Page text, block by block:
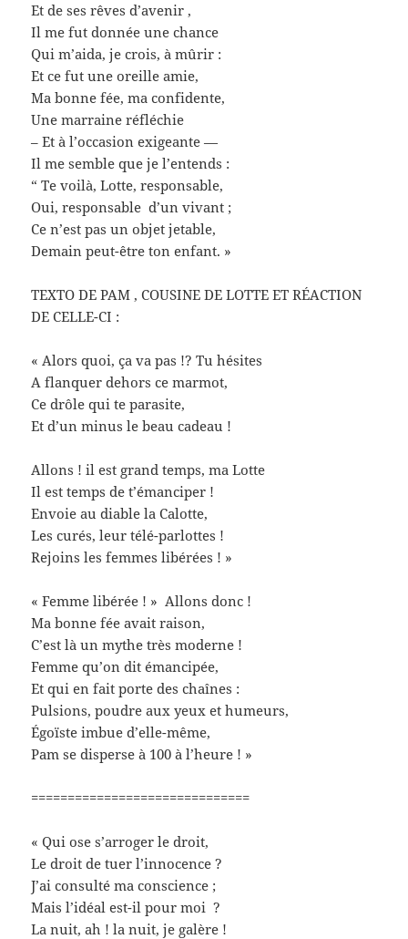
Et de ses rêves d’avenir ,
Il me fut donnée une chance
Qui m’aida, je crois, à mûrir :
Et ce fut une oreille amie,
Ma bonne fée, ma confidente,
Une marraine réfléchie
– Et à l’occasion exigeante —
Il me semble que je l’entends :
“ Te voilà, Lotte, responsable,
Oui, responsable d’un vivant ;
Ce n’est pas un objet jetable,
Demain peut-être ton enfant. »
TEXTO DE PAM , COUSINE DE LOTTE ET RÉACTION
DE CELLE-CI :
« Alors quoi, ça va pas !? Tu hésites
A flanquer dehors ce marmot,
Ce drôle qui te parasite,
Et d’un minus le beau cadeau !
Allons ! il est grand temps, ma Lotte
Il est temps de t’émanciper !
Envoie au diable la Calotte,
Les curés, leur télé-parlottes !
Rejoins les femmes libérées ! »
« Femme libérée ! » Allons donc !
Ma bonne fée avait raison,
C’est là un mythe très moderne !
Femme qu’on dit émancipée,
Et qui en fait porte des chaînes :
Pulsions, poudre aux yeux et humeurs,
Égoïste imbue d’elle-même,
Pam se disperse à 100 à l’heure ! »
==============================
« Qui ose s’arroger le droit,
Le droit de tuer l’innocence ?
J’ai consulté ma conscience ;
Mais l’idéal est-il pour moi ?
La nuit, ah ! la nuit, je galère !